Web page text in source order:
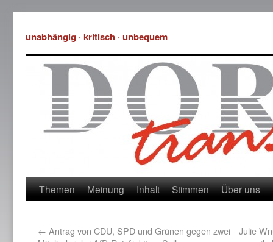
unabhängig · kritisch · unbequem
Themen Meinung Inhalt Stimmen Über uns
← Antrag von CDU, SPD und Grünen gegen zwei
Julie